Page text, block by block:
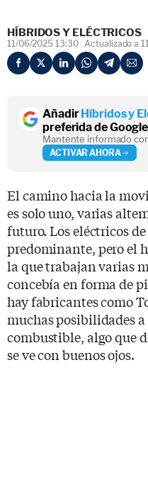
HÍBRIDOS Y ELÉCTRICOS
11/06/2025 13:30 Actualizado a
AñadirHíbridos y
preferida de
Mantente informado
ACTIVAR AHORA
El camino hacia la
es solo uno, varias
futuro. Los eléctricos
predominante, pero el
la que trabajan varias
concebía en forma de
hay fabricantes como
muchas posibilidades
combustible, algo que
se ve con buenos ojos.